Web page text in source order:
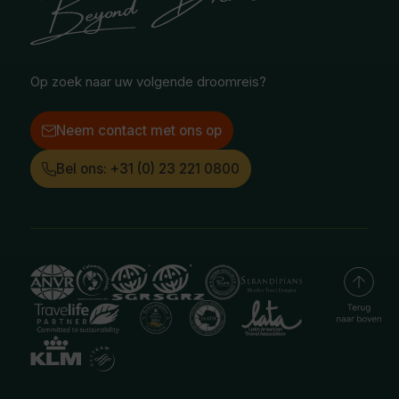
Facebook
Instagram
Op zoek naar uw volgende droomreis?
Neem contact met ons op
Bel ons: +31 (0) 23 221 0800